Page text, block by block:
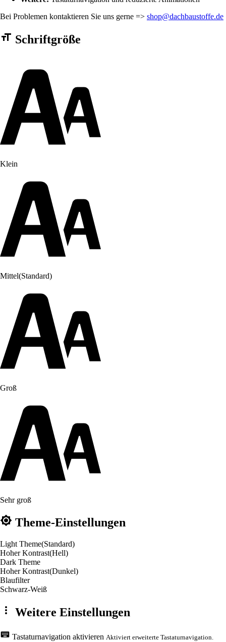
Bei Problemen kontaktieren Sie uns gerne => shop@dachbaustoffe.de
Barrierefreiheit Einstellungen Formular
Schriftgröße
Klein
Mittel(Standard)
Groß
Sehr groß
Theme-Einstellungen
Light Theme(Standard)
Hoher Kontrast(Hell)
Dark Theme
Hoher Kontrast(Dunkel)
Blaufilter
Schwarz-Weiß
Weitere Einstellungen
Tastaturnavigation aktivieren Aktiviert erweiterte Tastaturnavigation.